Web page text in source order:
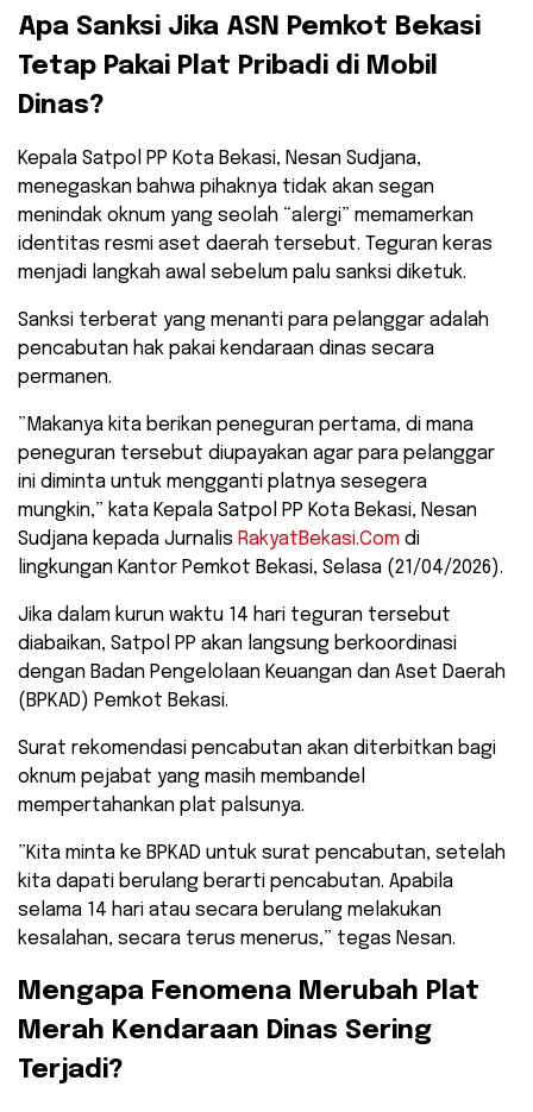
​Apa Sanksi Jika ASN Pemkot Bekasi
Tetap Pakai Plat Pribadi di Mobil
Dinas?
Kepala Satpol PP Kota Bekasi, Nesan Sudjana,
menegaskan bahwa pihaknya tidak akan segan
menindak oknum yang seolah “alergi” memamerkan
identitas resmi aset daerah tersebut. Teguran keras
menjadi langkah awal sebelum palu sanksi diketuk.
​Sanksi terberat yang menanti para pelanggar adalah
pencabutan hak pakai kendaraan dinas secara
permanen.
​”Makanya kita berikan peneguran pertama, di mana
peneguran tersebut diupayakan agar para pelanggar
ini diminta untuk mengganti platnya sesegera
mungkin,” kata Kepala Satpol PP Kota Bekasi, Nesan
Sudjana kepada Jurnalis RakyatBekasi.Com di
lingkungan Kantor Pemkot Bekasi, Selasa (21/04/2026).
​Jika dalam kurun waktu 14 hari teguran tersebut
diabaikan, Satpol PP akan langsung berkoordinasi
dengan Badan Pengelolaan Keuangan dan Aset Daerah
(BPKAD) Pemkot Bekasi.
Surat rekomendasi pencabutan akan diterbitkan bagi
oknum pejabat yang masih membandel
mempertahankan plat palsunya.
​”Kita minta ke BPKAD untuk surat pencabutan, setelah
kita dapati berulang berarti pencabutan. Apabila
selama 14 hari atau secara berulang melakukan
kesalahan, secara terus menerus,” tegas Nesan.
​Mengapa Fenomena Merubah Plat
Merah Kendaraan Dinas Sering
Terjadi?